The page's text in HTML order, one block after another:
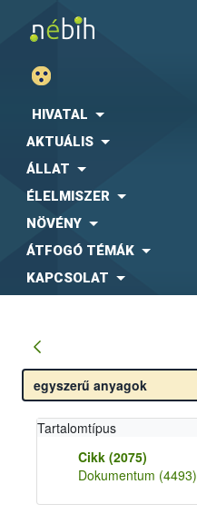
HIVATAL
AKTUÁLIS
ÁLLAT
ÉLELMISZER
NÖVÉNY
ÁTFOGÓ TÉMÁK
KAPCSOLAT
Tartalomtípus
Cikk (2075)
Dokumentum (4493)